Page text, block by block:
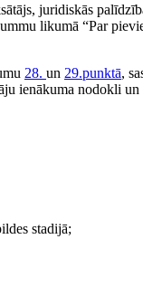
juridiskās
likumā “Par
28. un 29.punktā,
ienākuma nodokli un
stadijā;